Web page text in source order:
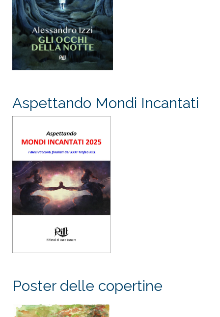
Aspettando Mondi Incantati
Poster delle copertine